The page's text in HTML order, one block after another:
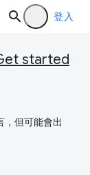
登入
started
，但可能會出